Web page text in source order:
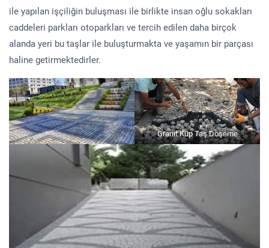
ile yapılan işçiliğin buluşması ile birlikte insan oğlu sokakları
caddeleri parkları otoparkları ve tercih edilen daha birçok
alanda yeri bu taşlar ile buluşturmakta ve yaşamın bir parçası
haline getirmektedirler.
Granit Küp Taş Döşeme